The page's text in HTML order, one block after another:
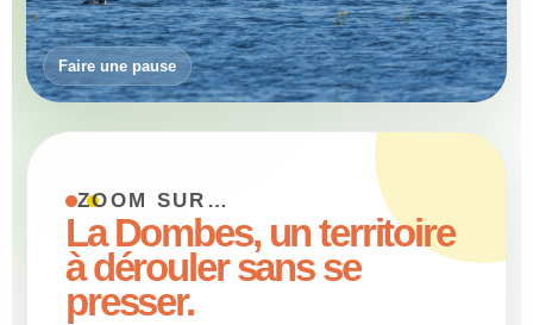
Faire une pause
ZOOM SUR…
La Dombes, un territoire
à dérouler sans se
presser.